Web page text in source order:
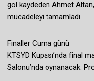
gol kaydeden Ahmet
mücadeleyi tamamladı.
Finaller Cuma günü
KTSYD Kupası’nda final
Salonu’nda oynanacak.